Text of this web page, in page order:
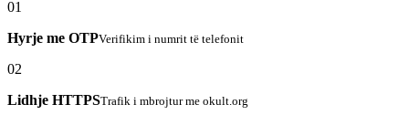
01
Hyrje me OTPVerifikim i numrit të telefonit
02
Lidhje HTTPSTrafik i mbrojtur me okult.org